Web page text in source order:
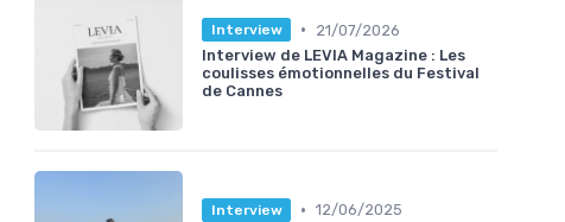
Interview •
21/07/2026
Interview de LEVIA Magazine : Les
coulisses émotionnelles du Festival
de Cannes
Interview • 12/06/2025